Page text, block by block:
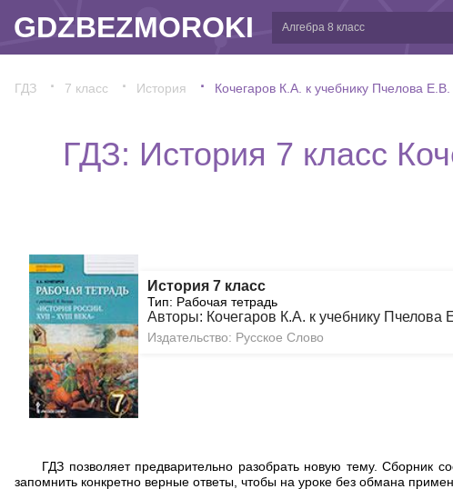
GDZBEZMOROKI
ГДЗ 7 класс История Кочегаров К.А. к учебнику Пчелова Е.В.
ГДЗ: История 7 класс
История 7 класс
Тип: Рабочая тетрадь
Авторы: Кочегаров К.А. к учебнику Пчелова
Издательство: Русское Слово
ГДЗ позволяет предварительно разобрать новую тему. Сборник
запомнить конкретно верные ответы, чтобы на уроке без обмана